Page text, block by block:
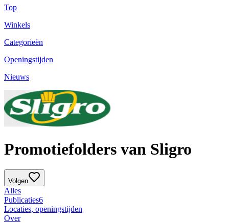
Top
Winkels
Categorieën
Openingstijden
Nieuws
Promotiefolders van Sligro
Volgen
Alles
Publicaties6
Locaties, openingstijden
Over